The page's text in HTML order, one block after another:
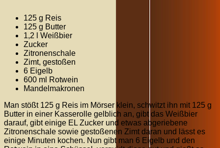
125 g Reis
125 g Butter
1,2 l Weißbier
Zucker
Zitronenschale
Zimt, gestoßen
6 Eigelb
600 ml Rotwein
Mandelmakronen
Man stößt 125 g Reis im Mörser klein, schwitzt ihn mit 125 g
Butter in einer Kasserolle gelblich an, gibt das Weißbier
darauf, gibt einige EL Zucker und etwas abgeriebene
Zitronenschale sowie gestoßenen Zimt daran und lässt es
einige Minuten kochen. Nun gibt man 6 Eigelb und den